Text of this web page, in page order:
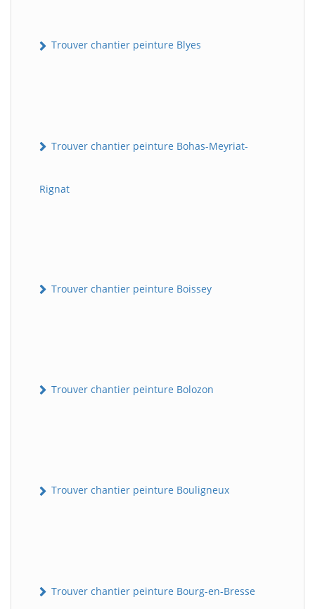
Trouver chantier peinture Blyes
Trouver chantier peinture Bohas-Meyriat-
Rignat
Trouver chantier peinture Boissey
Trouver chantier peinture Bolozon
Trouver chantier peinture Bouligneux
Trouver chantier peinture Bourg-en-Bresse